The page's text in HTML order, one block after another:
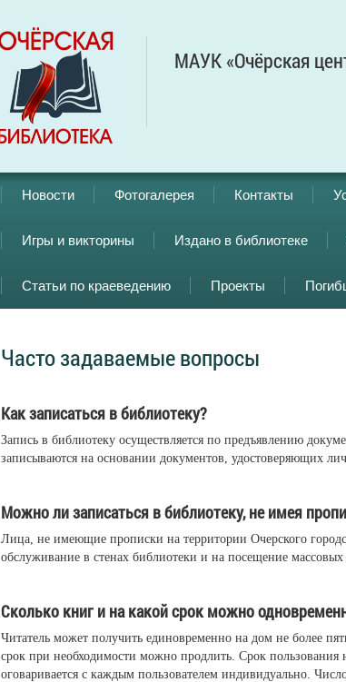
МАУК «Очёрская
Новости Фотогалерея Контакты
Игры и викторины Издано в библиотеке
Статьи по краеведению Проекты
Часто задаваемые вопросы
Как записаться в библиотеку?
Запись в библиотеку осуществляется по предъявлению
записываются на основании документов, удостоверяющих
Можно ли записаться в библиотеку, не имея
Лица, не имеющие прописки на территории Очерского
обслуживание в стенах библиотеки и на посещение
Сколько книг и на какой срок можно
Читатель может получить единовременно на дом не более
срок при необходимости можно продлить. Срок
оговаривается с каждым пользователем индивидуально.